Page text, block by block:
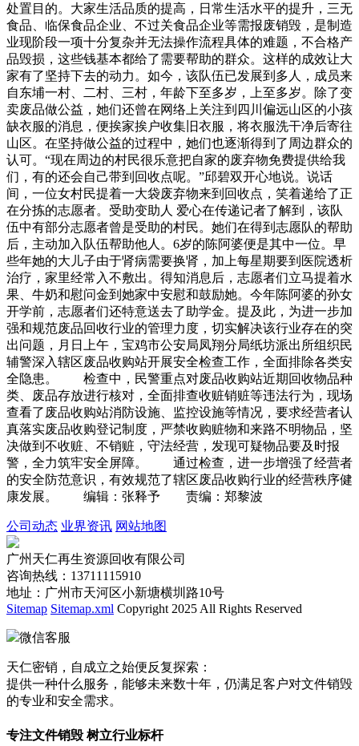
处置目的。大家生活品质的提高，日常生活水平的提升，三无
食品、临保食品企业、不过关食品企业等需报废销毁，是制造
业现阶段一项十分复杂并无法操作流程具体的难题，不合格产
品毁损，这些钱基本都给了需要帮助的群众。这样的成效让大
家有了坚持下去的动力。如今，该队伍已发展到多人，成员来
自东埔一村、二村、三村，年龄下至多岁，上至多岁。除了变
卖废品做公益，她们还曾在网络上关注到四川偏远山区的小孩
缺衣服的消息，便挨家挨户收集旧衣服，将衣服洗干净后寄往
山区。在坚持做公益的过程中，她们也逐渐得到了周边群众的
认可。“现在周边的村民很乐意把自家的废弃物免费提供给我
们，有的还会自己带到回收点呢。”邱碧双开心地说。说话
间，一位女村民提着一大袋废弃物来到回收点，笑着递给了正
在分拣的志愿者。受助变助人 爱心在传递记者了解到，该队
伍中有部分志愿者曾是受助的村民。她们在得到志愿队的帮助
后，主动加入队伍帮助他人。6岁的陈阿婆便是其中一位。早
些年她的大儿子由于肾病需要换肾，加上每星期要到医院透析
治疗，家里经常入不敷出。得知消息后，志愿者们立马提着水
果、牛奶和慰问金到她家中安慰和鼓励她。今年陈阿婆的孙女
开学前，志愿者们还特意送去了助学金。提及此，为进一步加
强和规范废品回收行业的管理力度，切实解决该行业存在的突
出问题，月日上午，宝鸡市公安局凤翔分局纸坊派出所组织民
辅警深入辖区废品收购站开展安全检查工作，全面排除各类安
全隐患。 检查中，民警重点对废品收购站近期回收物品种
类、废品存放进行核对，全面排查收赃销赃等违法行为，现场
查看了废品收购站消防设施、监控设施等情况，要求经营者认
真落实废品收购登记制度，严禁收购赃物和来路不明物品，坚
决做到不收赃、不销赃，守法经营，发现可疑物品要及时报
警，全力筑牢安全屏障。 通过检查，进一步增强了经营者
的安全防范意识，有效规范了辖区废品收购行业的经营秩序健
康发展。 编辑：张释予 责编：郑黎波
公司动态 业界资讯 网站地图
广州天仁再生资源回收有限公司
咨询热线：13711115910
地址：广州市天河区小新塘横圳路10号
Sitemap Sitemap.xml Copyright 2025 All Rights Reserved
微信客服
天仁密销，自成立之始便反复探索：
提供一种什么服务，能够未来数十年，仍满足客户对文件销毁
的专业和安全需求。
专注文件销毁 树立行业标杆